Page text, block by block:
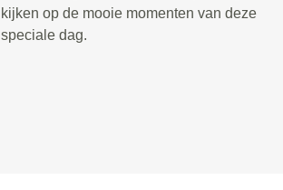
kijken op de mooie momenten van deze
speciale dag.